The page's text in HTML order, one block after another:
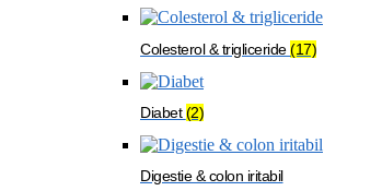
Colesterol & trigliceride(17)
Diabet(2)
Digestie & colon iritabil